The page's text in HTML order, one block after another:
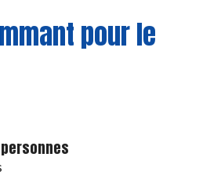
pour le